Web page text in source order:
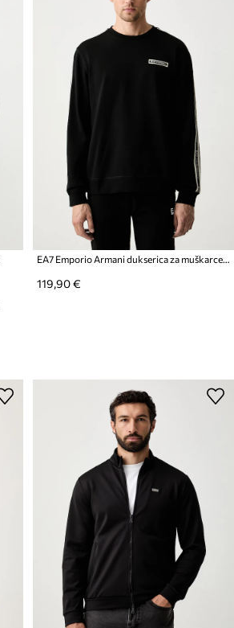
EA7 Emporio Armani dukserica za muškarce s pamukom
119,90 €